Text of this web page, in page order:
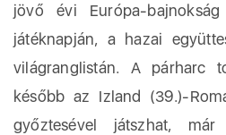
jövő évi Európa-
játéknapján, a hazai
világranglistán. A párharc
később az Izland (39.)-
győztesével játszhat,